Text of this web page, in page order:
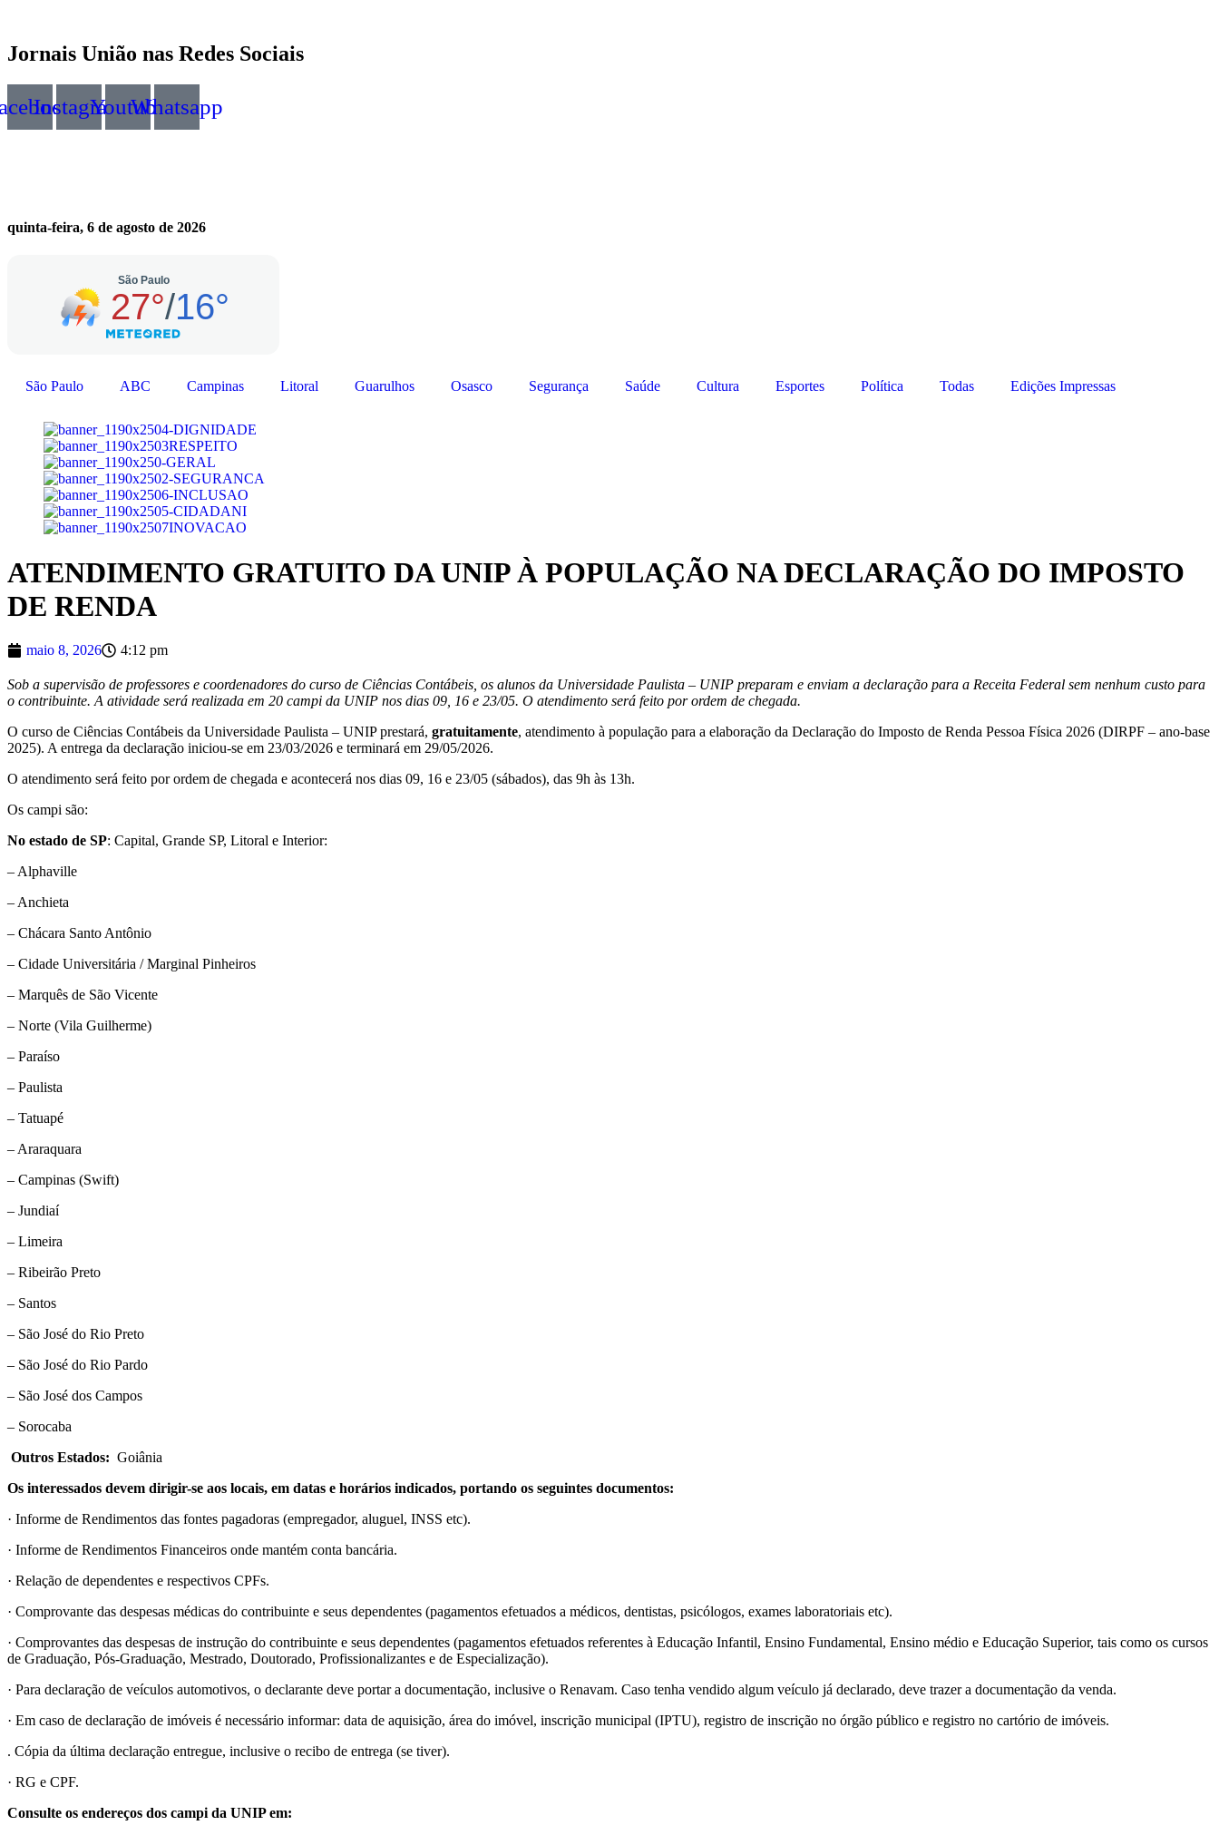
Jornais União nas Redes Sociais
InstagramYoutubeWhatsapp
quinta-feira, 6 de agosto de 2026
São Paulo ABC Campinas Litoral Guarulhos Osasco Segurança Saúde Cultura Esportes Política Todas Edições Impressas
ATENDIMENTO GRATUITO DA UNIP À POPULAÇÃO NA DECLARAÇÃO DO IMPOSTO
DE RENDA
maio 8, 2026 4:12 pm
Sob a supervisão de professores e coordenadores do curso de Ciências Contábeis, os alunos da Universidade Paulista – UNIP preparam e enviam a declaração para a Receita Federal sem nenhum custo para
o contribuinte. A atividade será realizada em 20 campi da UNIP nos dias 09, 16 e 23/05. O atendimento será feito por ordem de chegada.
O curso de Ciências Contábeis da Universidade Paulista – UNIP prestará, gratuitamente, atendimento à população para a elaboração da Declaração do Imposto de Renda Pessoa Física 2026 (DIRPF – ano-base
2025). A entrega da declaração iniciou-se em 23/03/2026 e terminará em 29/05/2026.
O atendimento será feito por ordem de chegada e acontecerá nos dias 09, 16 e 23/05 (sábados), das 9h às 13h.
Os campi são:
No estado de SP: Capital, Grande SP, Litoral e Interior:
– Alphaville
– Anchieta
– Chácara Santo Antônio
– Cidade Universitária / Marginal Pinheiros
– Marquês de São Vicente
– Norte (Vila Guilherme)
– Paraíso
– Paulista
– Tatuapé
– Araraquara
– Campinas (Swift)
– Jundiaí
– Limeira
– Ribeirão Preto
– Santos
– São José do Rio Preto
– São José do Rio Pardo
– São José dos Campos
– Sorocaba
Outros Estados: Goiânia
Os interessados devem dirigir-se aos locais, em datas e horários indicados, portando os seguintes documentos:
· Informe de Rendimentos das fontes pagadoras (empregador, aluguel, INSS etc).
· Informe de Rendimentos Financeiros onde mantém conta bancária.
· Relação de dependentes e respectivos CPFs.
· Comprovante das despesas médicas do contribuinte e seus dependentes (pagamentos efetuados a médicos, dentistas, psicólogos, exames laboratoriais etc).
· Comprovantes das despesas de instrução do contribuinte e seus dependentes (pagamentos efetuados referentes à Educação Infantil, Ensino Fundamental, Ensino médio e Educação Superior, tais como os cursos
de Graduação, Pós-Graduação, Mestrado, Doutorado, Profissionalizantes e de Especialização).
· Para declaração de veículos automotivos, o declarante deve portar a documentação, inclusive o Renavam. Caso tenha vendido algum veículo já declarado, deve trazer a documentação da venda.
· Em caso de declaração de imóveis é necessário informar: data de aquisição, área do imóvel, inscrição municipal (IPTU), registro de inscrição no órgão público e registro no cartório de imóveis.
. Cópia da última declaração entregue, inclusive o recibo de entrega (se tiver).
· RG e CPF.
Consulte os endereços dos campi da UNIP em: